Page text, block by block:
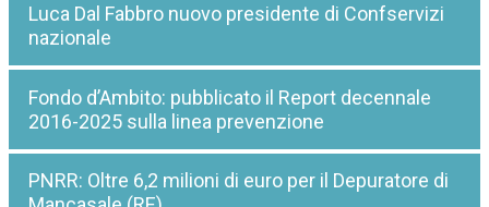
Luca Dal Fabbro nuovo presidente di Confservizi
nazionale
Fondo d’Ambito: pubblicato il Report decennale
2016-2025 sulla linea prevenzione
PNRR: Oltre 6,2 milioni di euro per il Depuratore di